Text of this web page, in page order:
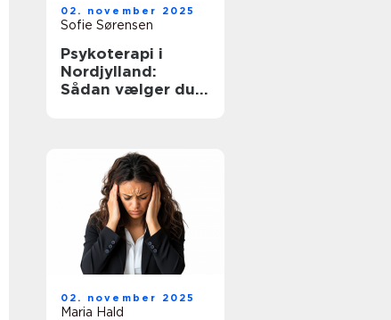
02. november 2025
Sofie Sørensen
Psykoterapi i
Nordjylland:
Sådan vælger du
02. november 2025
Maria Hald